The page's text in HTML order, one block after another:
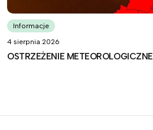
Informacje
4 sierpnia 2026
OSTRZEŻENIE METEOROLOGICZNE